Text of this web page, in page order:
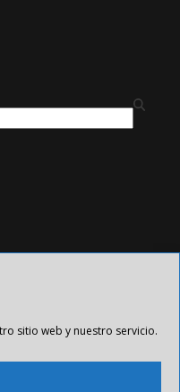
sitio web y nuestro servicio.